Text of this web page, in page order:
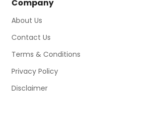
Company
About Us
Contact Us
Terms & Conditions
Privacy Policy
Disclaimer